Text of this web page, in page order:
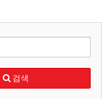
검색